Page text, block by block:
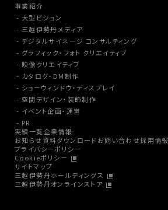
事業紹介
大型ビジョン
三越伊勢丹メディア
デジタルサイネージ コンサルティング
グラフィック・フォト クリエイティブ
映像クリエイティブ
カタログ・DM制作
ショーウィンドウ・ディスプレイ
空間デザイン・装飾制作
イベント企画・運営
PR
実績一覧企業情報
お知らせ 資料ダウンロードお問い合わせ採用情報
プライバシーポリシー
Cookieポリシー
サイトマップ
三越伊勢丹ホールディングス
三越伊勢丹オンラインストア